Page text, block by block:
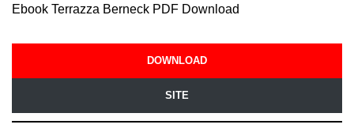
Ebook Terrazza Berneck PDF Download
DOWNLOAD
SITE